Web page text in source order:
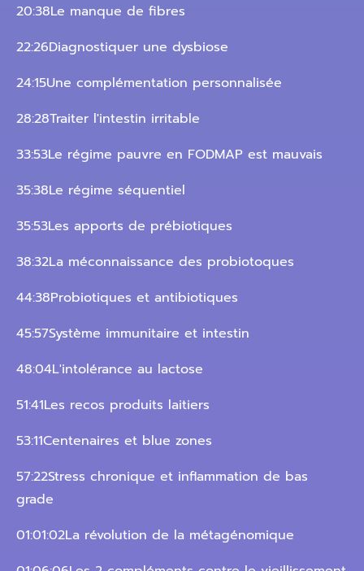
20:38Le manque de fibres
22:26Diagnostiquer une dysbiose
24:15Une complémentation personnalisée
28:28Traiter l'intestin irritable
33:53Le régime pauvre en FODMAP est mauvais
35:38Le régime séquentiel
35:53Les apports de prébiotiques
38:32La méconnaissance des probiotoques
44:38Probiotiques et antibiotiques
45:57Système immunitaire et intestin
48:04L'intolérance au lactose
51:41Les recos produits laitiers
53:11Centenaires et blue zones
57:22Stress chronique et inflammation de bas
grade
01:01:02La révolution de la métagénomique